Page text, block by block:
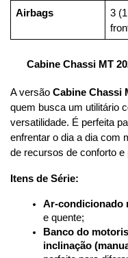
Airbags
3
Cabine Chassi MT
A versão Cabine Chassi
quem busca um utilitário
versatilidade. É perfeita
enfrentar o dia a dia com
de recursos de conforto e
Itens de Série:
Ar-condicionado
e quente;
Banco do
inclinação